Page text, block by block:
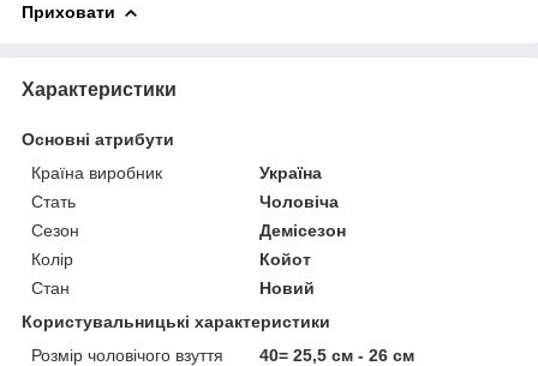
Приховати
Характеристики
Основні атрибути
Країна виробник
Україна
Стать
Чоловіча
Сезон
Демісезон
Колір
Койот
Стан
Новий
Користувальницькі характеристики
Розмір чоловічого взуття
40= 25,5 см - 26 см